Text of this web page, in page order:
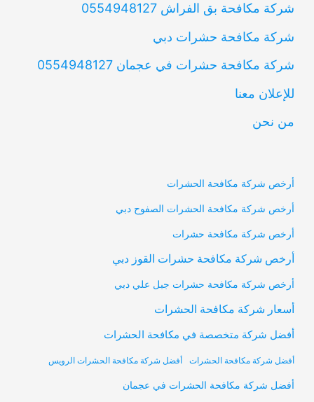
شركة مكافحة بق الفراش 0554948127
شركة مكافحة حشرات دبي
شركة مكافحة حشرات في عجمان 0554948127
للإعلان معنا
من نحن
أرخص شركة مكافحة الحشرات
أرخص شركة مكافحة الحشرات الصفوح دبي
أرخص شركة مكافحة حشرات
أرخص شركة مكافحة حشرات القوز دبي
أرخص شركة مكافحة حشرات جبل علي دبي
أسعار شركة مكافحة الحشرات
أفضل شركة متخصصة في مكافحة الحشرات
أفضل شركة مكافحة الحشرات أفضل شركة مكافحة الحشرات الرويس
أفضل شركة مكافحة الحشرات في عجمان